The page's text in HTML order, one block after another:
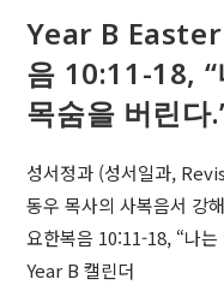
Year B
음 10:11-18,
목숨을 버린다
성서정과 (성서일과,
동우 목사의 사복음서 강
요한복음 10:11-18, “나
Year B 캘린더